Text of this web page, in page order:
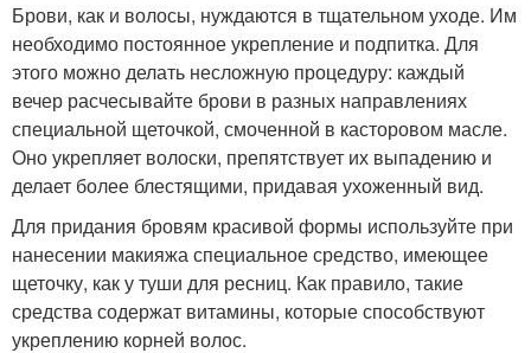
Брови, как и волосы, нуждаются в тщательном уходе. Им
необходимо постоянное укрепление и подпитка. Для
этого можно делать несложную процедуру: каждый
вечер расчесывайте брови в разных направлениях
специальной щеточкой, смоченной в касторовом масле.
Оно укрепляет волоски, препятствует их выпадению и
делает более блестящими, придавая ухоженный вид.
Для придания бровям красивой формы используйте при
нанесении макияжа специальное средство, имеющее
щеточку, как у туши для ресниц. Как правило, такие
средства содержат витамины, которые способствуют
укреплению корней волос.